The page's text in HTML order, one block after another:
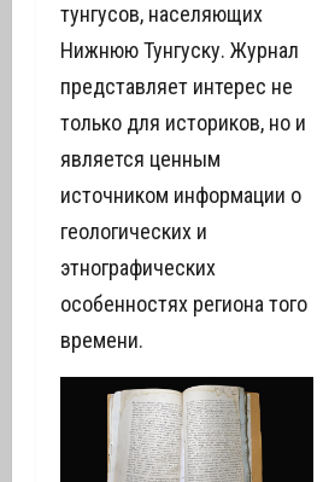
тунгусов, населяющих
Нижнюю Тунгуску. Журнал
представляет интерес не
только для историков, но и
является ценным
источником информации о
геологических и
этнографических
особенностях региона того
времени.